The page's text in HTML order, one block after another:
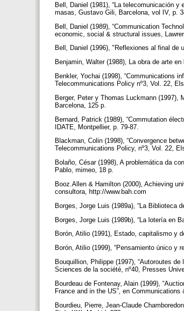
Bell, Daniel (1981), “La telecomunicación
masas, Gustavo Gili, Barcelona, vol IV, p.
Bell, Daniel (1989), “Communication
economic, social & structural issues,
Bell, Daniel (1996), "Reflexiones al final de
Benjamin, Walter (1988), La obra de arte
Benkler, Yochai (1998), “Communications
Telecommunications Policy nº3, Vol. 22,
Berger, Peter y Thomas Luckmann (1997),
Barcelona, 125 p.
Bernard, Patrick (1989), “Commutation
IDATE, Montpellier, p. 79-87.
Blackman, Colin (1998), “Convergence
Telecommunications Policy, nº3, Vol. 22,
Bolaño, César (1998), A problemática da
Pablo, mimeo, 18 p.
Booz.Allen & Hamilton (2000), Achieving
consultora, http://www.bah.com
Borges, Jorge Luis (1989a), “La Biblioteca
Borges, Jorge Luis (1989b), “La lotería en
Borón, Atilio (1991), Estado, capitalismo y
Borón, Atilio (1999), “Pensamiento único y
Bouquillion, Philippe (1997), “Autoroutes
Sciences de la société, nº40, Presses
Bourdeau de Fontenay, Alain (1999),
France and in the US”, en Communications
Bourdieu, Pierre, Jean-Claude